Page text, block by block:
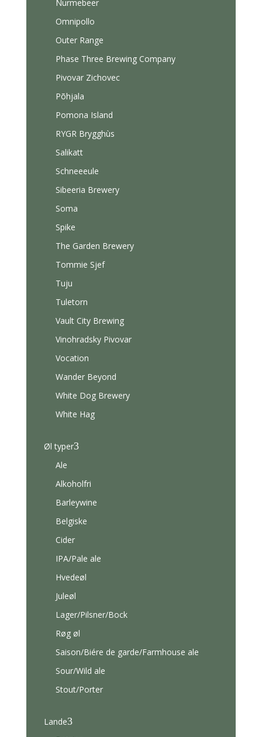
Nurmebeer
Omnipollo
Outer Range
Phase Three Brewing Company
Pivovar Zichovec
Põhjala
Pomona Island
RYGR Brygghùs
Salikatt
Schneeeule
Sibeeria Brewery
Soma
Spike
The Garden Brewery
Tommie Sjef
Tuju
Tuletorn
Vault City Brewing
Vinohradsky Pivovar
Vocation
Wander Beyond
White Dog Brewery
White Hag
Øl typer3
Ale
Alkoholfri
Barleywine
Belgiske
Cider
IPA/Pale ale
Hvedeøl
Juleøl
Lager/Pilsner/Bock
Røg øl
Saison/Biére de garde/Farmhouse ale
Sour/Wild ale
Stout/Porter
Lande3